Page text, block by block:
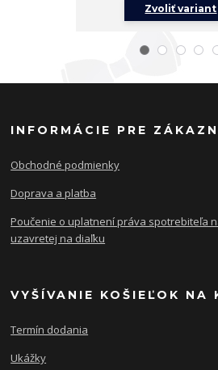
Zvoliť variant
INFORMÁCIE PRE
Obchodné podmienky
Doprava a platba
Poučenie o uplatnení práva spotrebiteľa
uzavretej na diaľku
VYŠÍVANIE KOŠIEĽOK NA
Termín dodania
Ukážky